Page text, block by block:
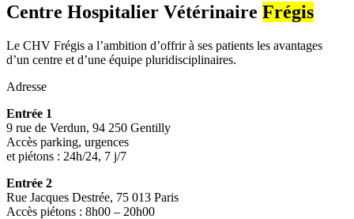
Centre Hospitalier Vétérinaire Frégis
Le CHV Frégis a l’ambition d’offrir à ses patients les avantages
d’un centre et d’une équipe pluridisciplinaires.
Adresse
Entrée 1
9 rue de Verdun, 94 250 Gentilly
Accès parking, urgences
et piétons : 24h/24, 7 j/7
Entrée 2
Rue Jacques Destrée, 75 013 Paris
Accès piétons : 8h00 – 20h00